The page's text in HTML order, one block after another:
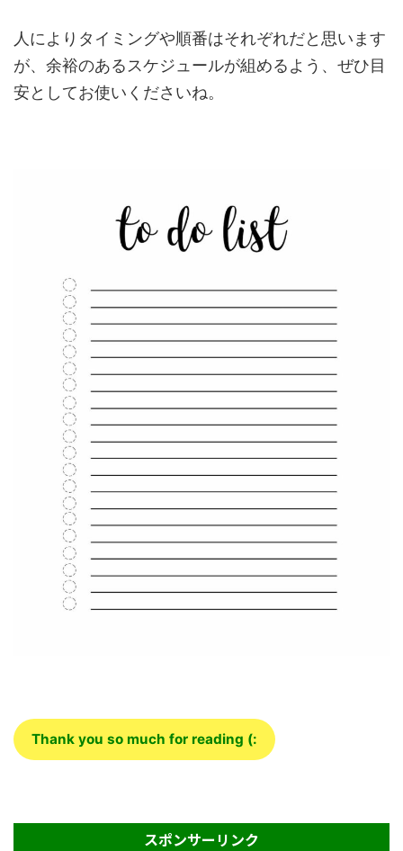
人によりタイミングや順番はそれぞれだと思います
が、余裕のあるスケジュールが組めるよう、ぜひ目
安としてお使いくださいね。
Thank you so much for reading (:
スポンサーリンク